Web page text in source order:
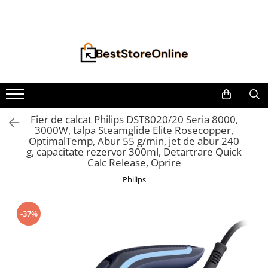
Accesorii aparate climatizare
Accesorii console gaming
Accesorii si Piese Aspiratoare
Aspiratoare Universale
Dyson
iRobot Roomba
Tefal Rowenta X-Force Flex
Xiaomi Roborock
Fier de calcat Philips DST8020/20 Seria 8000,
3000W, talpa Steamglide Elite Rosecopper,
OptimalTemp, Abur 55 g/min, jet de abur 240
g, capacitate rezervor 300ml, Detartrare Quick
Calc Release, Oprire
Philips
-37%